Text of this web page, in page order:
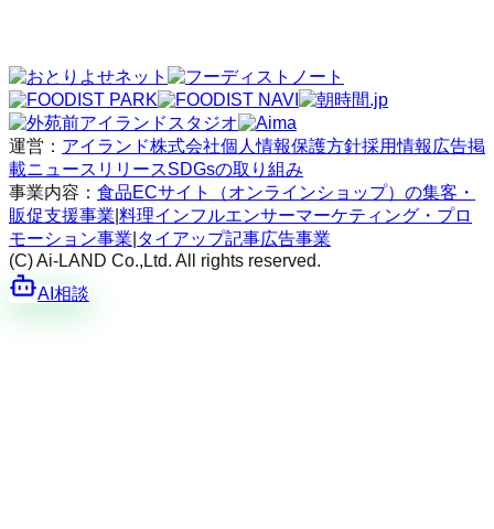
運営： アイランド株式会社個人情報保護方針採用情報 広告掲
載ニュースリリースSDGsの取り組み
事業内容： 食品ECサイト（オンラインショップ）の集客・
販促支援事業 料理インフルエンサーマーケティング・プロ
モーション事業 タイアップ記事広告事業
(C) Ai-LAND Co.,Ltd. All rights reserved.
AI相談